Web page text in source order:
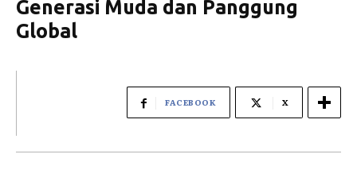
Generasi Muda dan Panggung
Global
FACEBOOK X